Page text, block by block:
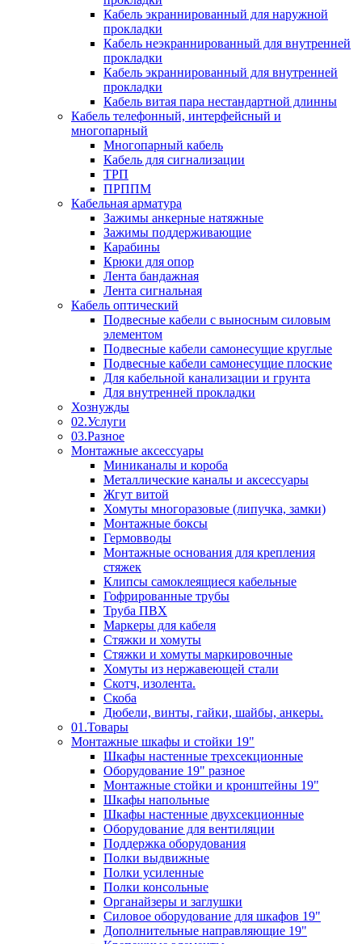
Кабель экраннированный для наружной
прокладки
Кабель неэкраннированный для внутренней
прокладки
Кабель экраннированный для внутренней
прокладки
Кабель витая пара нестандартной длинны
Кабель телефонный, интерфейсный и
многопарный
Многопарный кабель
Кабель для сигнализации
ТРП
ПРППМ
Кабельная арматура
Зажимы анкерные натяжные
Зажимы поддерживающие
Карабины
Крюки для опор
Лента бандажная
Лента сигнальная
Кабель оптический
Подвесные кабели с выносным силовым
элементом
Подвесные кабели самонесущие круглые
Подвесные кабели самонесущие плоские
Для кабельной канализации и грунта
Для внутренней прокладки
Хознужды
02.Услуги
03.Разное
Монтажные аксессуары
Миниканалы и короба
Металлические каналы и аксессуары
Жгут витой
Хомуты многоразовые (липучка, замки)
Монтажные боксы
Гермовводы
Монтажные основания для крепления
стяжек
Клипсы самоклеящиеся кабельные
Гофрированные трубы
Труба ПВХ
Маркеры для кабеля
Стяжки и хомуты
Стяжки и хомуты маркировочные
Хомуты из нержавеющей стали
Скотч, изолента.
Скоба
Дюбели, винты, гайки, шайбы, анкеры.
01.Товары
Монтажные шкафы и стойки 19"
Шкафы настенные трехсекционные
Оборудование 19" разное
Монтажные стойки и кронштейны 19"
Шкафы напольные
Шкафы настенные двухсекционные
Оборудование для вентиляции
Поддержка оборудования
Полки выдвижные
Полки усиленные
Полки консольные
Органайзеры и заглушки
Силовое оборудование для шкафов 19"
Дополнительные направляющие 19"